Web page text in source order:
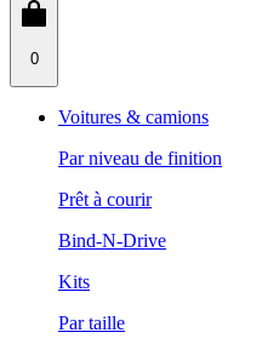
0
Voitures & camions
Par niveau de finition
Prêt à courir
Bind-N-Drive
Kits
Par taille